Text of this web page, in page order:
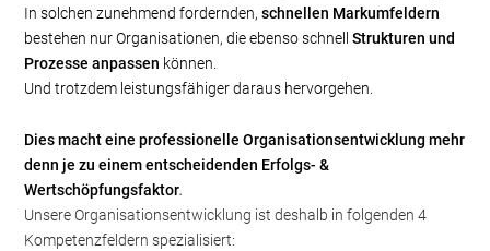
In solchen zunehmend fordernden,schnellen Markumfeldern
bestehen nur Organisationen, die ebenso schnellStrukturen und
Prozesse anpassen können.
Und trotzdem leistungsfähiger daraus hervorgehen.
Dies macht eine professionelle Organisationsentwicklung mehr
denn je zu einem entscheidenden Erfolgs- &
Wertschöpfungsfaktor.
Unsere Organisationsentwicklung ist deshalb in folgenden 4
Kompetenzfeldern spezialisiert: